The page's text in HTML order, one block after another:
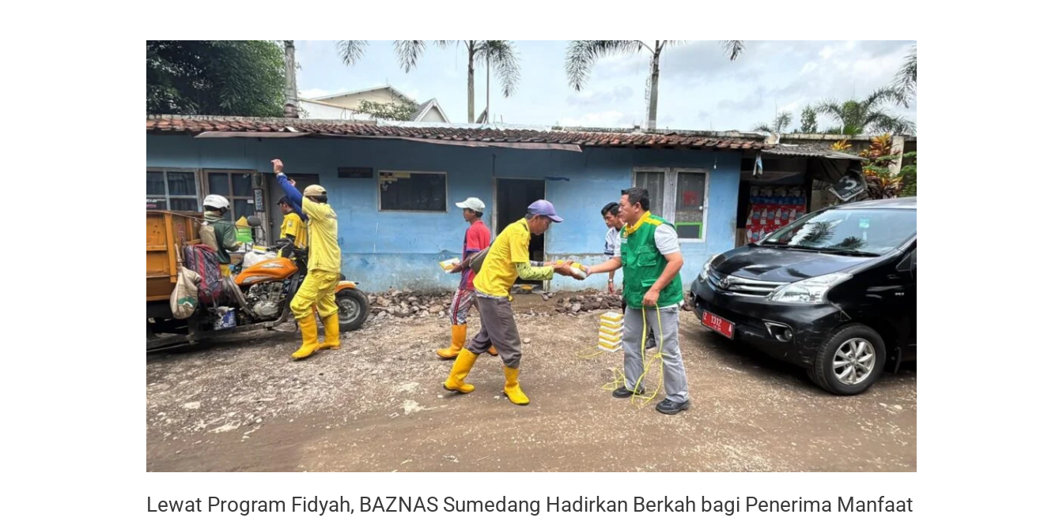
Lewat Program Fidyah, BAZNAS Sumedang Hadirkan Berkah bagi Penerima Manfaat
Lewat
Program
Fidyah,
BAZNAS
Hadirkan
Berkah
bagi
Penerima
Manfaat